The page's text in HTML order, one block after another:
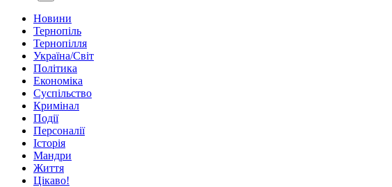
Новини
Тернопіль
Тернопілля
Україна/Світ
Політика
Економіка
Суспільство
Кримінал
Події
Персоналії
Історія
Мандри
Життя
Цікаво!